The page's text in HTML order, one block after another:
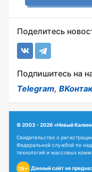
Поделитесь
Подпишитесь на
Telegram,
© 2003 - 2026 «Новый
Свидетельство о
Федеральной службой по
технологий и массовых
18+ Данный сайт не